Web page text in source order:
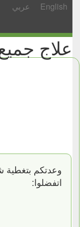
عربي English
علاج
وعدتكم بتغطية
اتفضلوا: